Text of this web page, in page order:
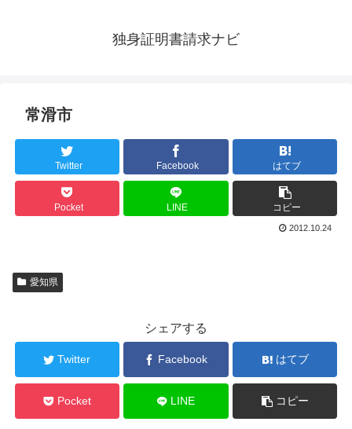
独身証明書請求ナビ
常滑市
Twitter Facebook はてブ
Pocket LINE コピー
2012.10.24
愛知県
シェアする
Twitter Facebook はてブ
Pocket LINE コピー